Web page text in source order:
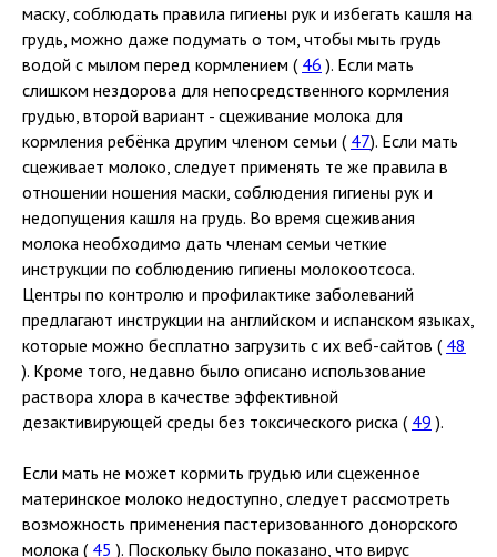
маску, соблюдать правила гигиены рук и избегать кашля на
грудь, можно даже подумать о том, чтобы мыть грудь
водой с мылом перед кормлением ( 46 ). Если мать
слишком нездорова для непосредственного кормления
грудью, второй вариант - сцеживание молока для
кормления ребёнка другим членом семьи ( 47). Если мать
сцеживает молоко, следует применять те же правила в
отношении ношения маски, соблюдения гигиены рук и
недопущения кашля на грудь. Во время сцеживания
молока необходимо дать членам семьи четкие
инструкции по соблюдению гигиены молокоотсоса.
Центры по контролю и профилактике заболеваний
предлагают инструкции на английском и испанском языках,
которые можно бесплатно загрузить с их веб-сайтов ( 48
). Кроме того, недавно было описано использование
раствора хлора в качестве эффективной
дезактивирующей среды без токсического риска ( 49 ).
Если мать не может кормить грудью или сцеженное
материнское молоко недоступно, следует рассмотреть
возможность применения пастеризованного донорского
молока ( 45 ). Поскольку было показано, что вирус